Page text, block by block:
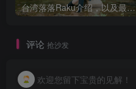
台湾落落Raku介绍，以及最全资源在线鉴赏
评论 抢沙发
欢迎您留下宝贵的见解！